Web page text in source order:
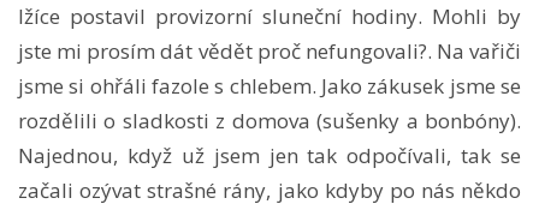
lžíce postavil provizorní sluneční hodiny. Mohli by
jste mi prosím dát vědět proč nefungovali?. Na vařiči
jsme si ohřáli fazole s chlebem. Jako zákusek jsme se
rozdělili o sladkosti z domova (sušenky a bonbóny).
Najednou, když už jsem jen tak odpočívali, tak se
začali ozývat strašné rány, jako kdyby po nás někdo